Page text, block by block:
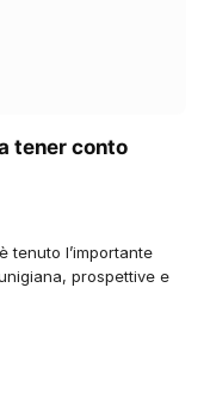
tener conto
tenuto l’importante
prospettive e